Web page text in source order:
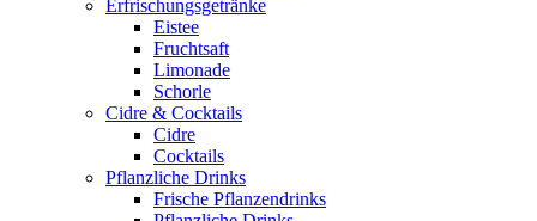
Erfrischungsgetränke
Eistee
Fruchtsaft
Limonade
Schorle
Cidre & Cocktails
Cidre
Cocktails
Pflanzliche Drinks
Frische Pflanzendrinks